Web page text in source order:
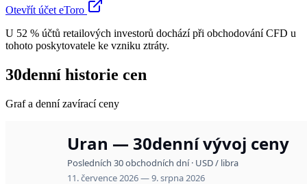
Otevřít účet eToro
U 52 % účtů retailových investorů dochází při obchodování CFD u
tohoto poskytovatele ke vzniku ztráty.
30denní historie cen
Graf a denní zavírací ceny